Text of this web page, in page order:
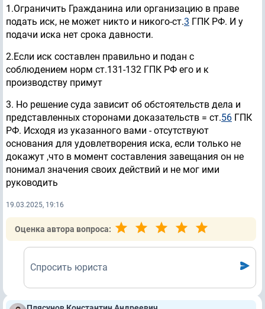
1.Ограничить Гражданина или организацию в праве
подать иск, не может никто и никого-ст.3 ГПК РФ. И у
подачи иска нет срока давности.
2.Если иск составлен правильно и подан с
соблюдением норм ст.131-132 ГПК РФ его и к
производству примут
3. Но решение суда зависит об обстоятельств дела и
представленных сторонами доказательств = ст.56 ГПК
РФ. Исходя из указанного вами - отсутствуют
основания для удовлетворения иска, если только не
докажут ,что в момент составления завещания он не
понимал значения своих действий и не мог ими
руководить
19.03.2025, 19:16
Оценка автора вопроса:
Спросить юриста